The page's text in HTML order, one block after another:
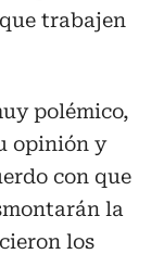
trabajen
polémico,
opinión y
con que
la
los